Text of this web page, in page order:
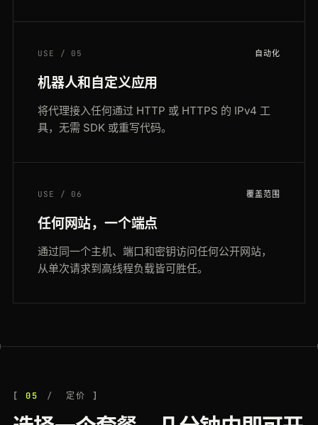
USE / 05 自动化
机器人和自定义应用
将代理接入任何通过 HTTP 或 HTTPS 的 IPv4 工
具，无需 SDK 或重写代码。
USE / 06 覆盖范围
任何网站，一个端点
通过同一个主机、端口和密钥访问任何公开网站，
从单次请求到高线程负载皆可胜任。
05 定价